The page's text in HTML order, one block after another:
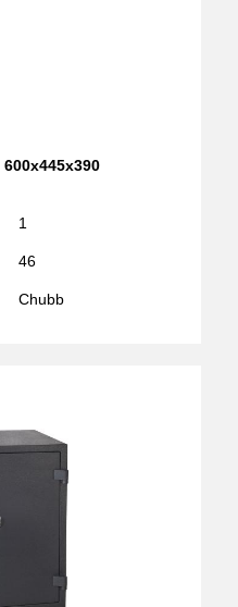
600x445x390
1
46
Chubb